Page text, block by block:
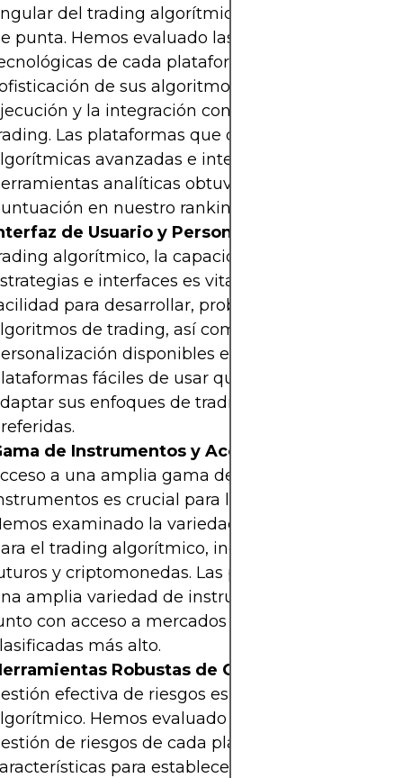
del trading algorítmico eficaz es la
punta. Hemos evaluado las capacidades
de cada plataforma, incluyendo la
de sus algoritmos, la velocidad de
y la integración con herramientas de
Las plataformas que ofrecen funciones
avanzadas e integración fluida con
analíticas obtuvieron una mayor
en nuestro ranking.
de Usuario y Personalización
algorítmico, la capacidad de personalizar
e interfaces es vital. Hemos evaluado la
para desarrollar, probar e implementar
de trading, así como las opciones de
disponibles en cada plataforma.
fáciles de usar que permiten a los
sus enfoques de trading algorítmico
de Instrumentos y Acceso al Mercado
a una amplia gama de mercados e
es crucial para los traders
examinado la variedad de activos
el trading algorítmico, incluyendo acciones,
y criptomonedas. Las plataformas que
amplia variedad de instrumentos de trading,
con acceso a mercados globales, fueron
más alto.
Robustas de Gestión de Riesgos
efectiva de riesgos es crítica en el trading
Hemos evaluado las herramientas de
de riesgos de cada plataforma, incluyendo
para establecer órdenes de stop-